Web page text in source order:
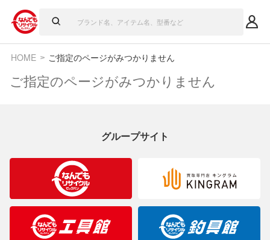
HOME ご指定のページがみつかりません
ご指定のページがみつかりません
グループサイト